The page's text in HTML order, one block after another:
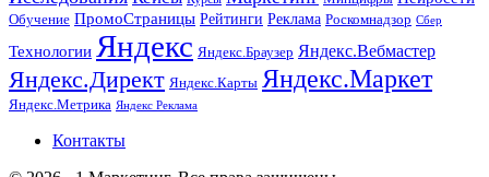
Обучение ПромоСтраницы Рейтинги Реклама Роскомнадзор Сбер
Технологии Яндекс Яндекс.Браузер Яндекс.Вебмастер
Яндекс.Директ Яндекс.Карты Яндекс.Маркет
Яндекс.Метрика Яндекс Реклама
Контакты